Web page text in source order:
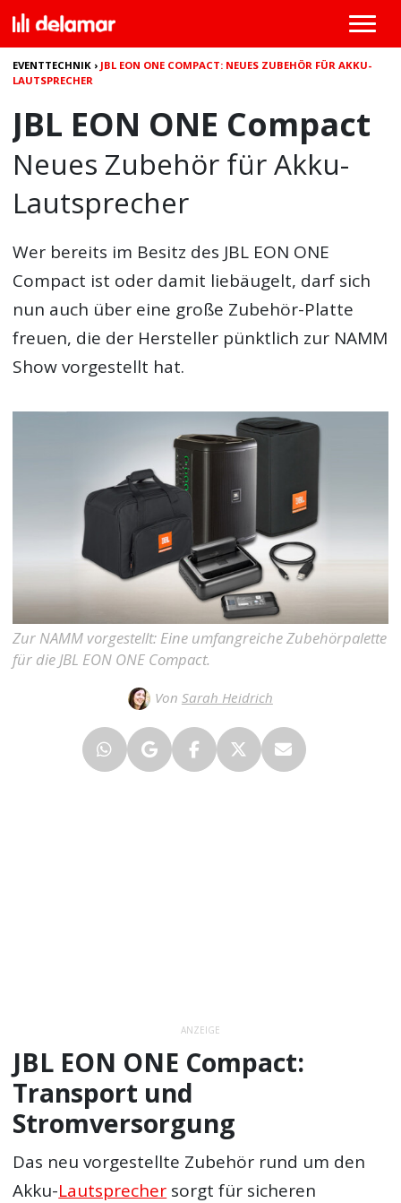
EVENTTECHNIK › JBL EON ONE COMPACT: NEUES ZUBEHÖR FÜR AKKU-
LAUTSPRECHER
JBL EON ONE Compact
Neues Zubehör für Akku-
Lautsprecher
Wer bereits im Besitz des JBL EON ONE
Compact ist oder damit liebäugelt, darf sich
nun auch über eine große Zubehör-Platte
freuen, die der Hersteller pünktlich zur NAMM
Show vorgestellt hat.
Zur NAMM vorgestellt: Eine umfangreiche Zubehörpalette
für die JBL EON ONE Compact.
Von Sarah Heidrich
ANZEIGE
JBL EON ONE Compact:
Transport und
Stromversorgung
Das neu vorgestellte Zubehör rund um den
Akku-Lautsprecher sorgt für sicheren